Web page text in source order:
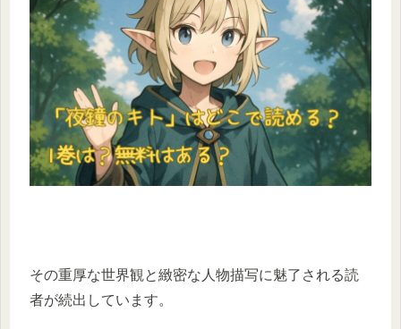
その重厚な世界観と緻密な人物描写に魅了される読
者が続出しています。